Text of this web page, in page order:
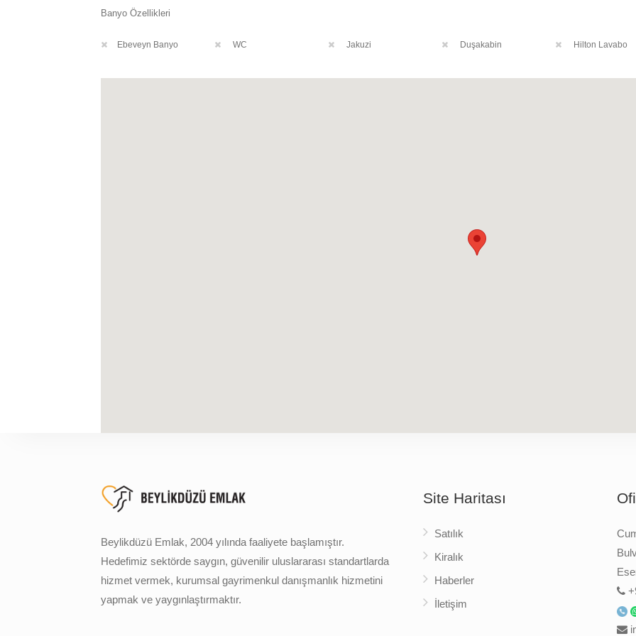
Banyo Özellikleri
Ebeveyn Banyo WC Jakuzi Duşakabin Hilton Lavabo
Beylikdüzü Emlak, 2004 yılında faaliyete başlamıştır.
Hedefimiz sektörde saygın, güvenilir uluslararası standartlarda
hizmet vermek, kurumsal gayrimenkul danışmanlık hizmetini
yapmak ve yaygınlaştırmaktır.
Site Haritası
Satılık
Kiralık
Haberler
İletişim